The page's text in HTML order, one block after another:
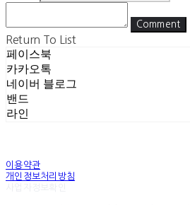
Comment
Return To List
페이스북
카카오톡
네이버 블로그
밴드
라인
이용약관
개인정보처리방침